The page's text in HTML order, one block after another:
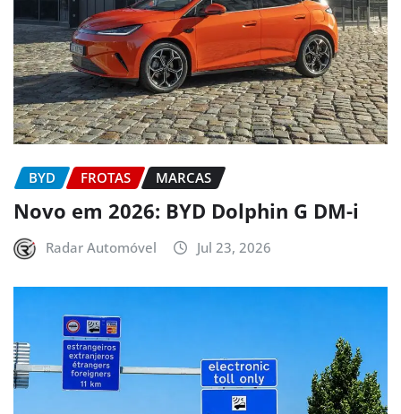
BYD FROTAS MARCAS
Novo em 2026: BYD Dolphin G DM-i
Radar Automóvel Jul 23, 2026